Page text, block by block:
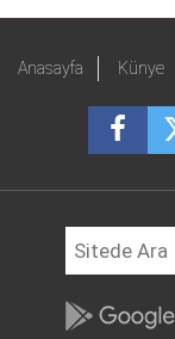
Anasayfa Künye